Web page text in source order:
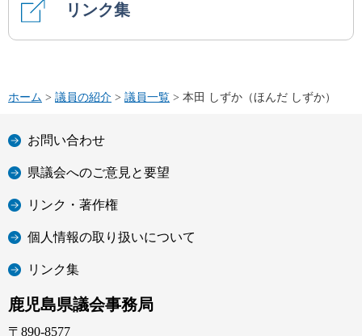
リンク集
ホーム > 議員の紹介 > 議員一覧 > 本田 しずか（ほんだ しずか）
お問い合わせ
県議会へのご意見と要望
リンク・著作権
個人情報の取り扱いについて
リンク集
鹿児島県議会事務局
〒890-8577